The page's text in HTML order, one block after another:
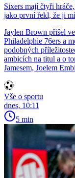
Sixers mají čtyři
jako první řekl, že ji
Jaylen Brown přišel
Philadelphie 76ers a
podobných
ambicích na titul a o
Jamesem, Joelem
Vše o sportu
dnes, 10:11
5 min